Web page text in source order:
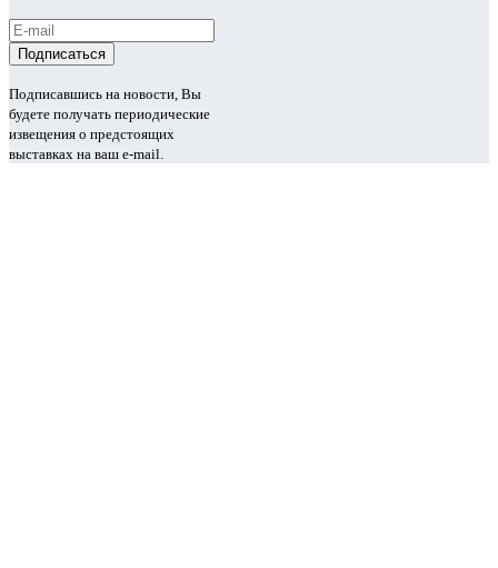
Подписавшись на новости, Вы
будете получать периодические
извещения о предстоящих
выставках на ваш e-mail.